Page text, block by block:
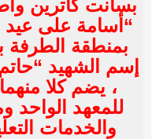
بسانت كاترين
“أسامة على عيد
بمنطقة
إسم الشهيد
للمعهد الواحد
والخدمات